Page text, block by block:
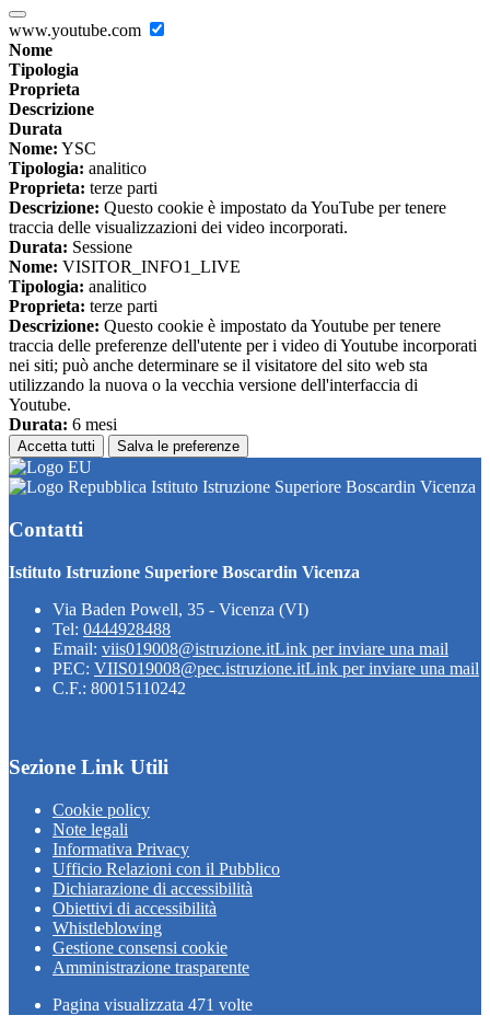
www.youtube.com
Nome
Tipologia
Proprieta
Descrizione
Durata
Nome: YSC
Tipologia: analitico
Proprieta: terze parti
Descrizione: Questo cookie è impostato da YouTube per tenere
traccia delle visualizzazioni dei video incorporati.
Durata: Sessione
Nome: VISITOR_INFO1_LIVE
Tipologia: analitico
Proprieta: terze parti
Descrizione: Questo cookie è impostato da Youtube per tenere
traccia delle preferenze dell'utente per i video di Youtube incorporati
nei siti; può anche determinare se il visitatore del sito web sta
utilizzando la nuova o la vecchia versione dell'interfaccia di
Youtube.
Durata: 6 mesi
Accetta tutti Salva le preferenze
Istituto Istruzione Superiore Boscardin Vicenza
Contatti
Istituto Istruzione Superiore Boscardin Vicenza
Via Baden Powell, 35 - Vicenza (VI)
Tel: 0444928488
Email: viis019008@istruzione.itLink per inviare una mail
PEC: VIIS019008@pec.istruzione.itLink per inviare una mail
C.F.: 80015110242
Sezione Link Utili
Cookie policy
Note legali
Informativa Privacy
Ufficio Relazioni con il Pubblico
Dichiarazione di accessibilità
Obiettivi di accessibilità
Whistleblowing
Gestione consensi cookie
Amministrazione trasparente
Pagina visualizzata 471 volte